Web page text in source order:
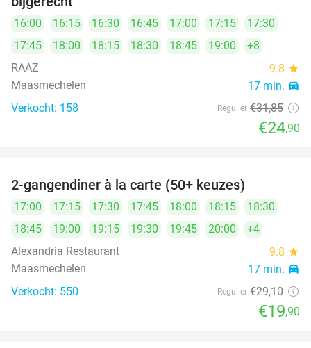
16:00 16:15 16:30 16:45 17:00 17:15
17:30
17:45
18:00 18:15 18:30 18:45 19:00
+8
RAAZ
9.8 star
Maasmechelen 17 min. directions_car
Verkocht: 158 Regulier €31,85
€24,90
2-gangendiner à la carte (50+ keuzes)
17:00 17:15 17:30 17:45 18:00 18:15
18:30
18:45
19:00 19:15 19:30 19:45 20:00
+4
Alexandria Restaurant
9.8 star
Maasmechelen 17 min. directions_car
Verkocht: 550 Regulier €29,10
€19,90